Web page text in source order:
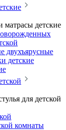
матрасы детские
двухъярусные
детские
для детской
комнаты